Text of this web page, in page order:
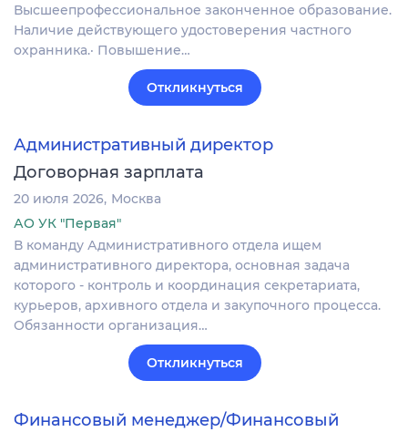
Высшеепрофессиональное законченное образование.
Наличие действующего удостоверения частного
охранника.· Повышение…
Откликнуться
Административный директор
Договорная зарплата
20 июля 2026 Москва
АО УК "Первая"
В команду Административного отдела ищем
административного директора, основная задача
которого - контроль и координация секретариата,
курьеров, архивного отдела и закупочного процесса.
Обязанности организация…
Откликнуться
Финансовый менеджер/Финансовый